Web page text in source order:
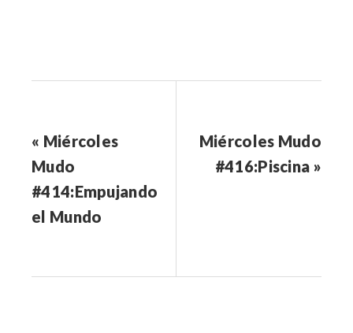
« Miércoles
Mudo
#414:Empujando
el Mundo
Miércoles Mudo
#416:Piscina »